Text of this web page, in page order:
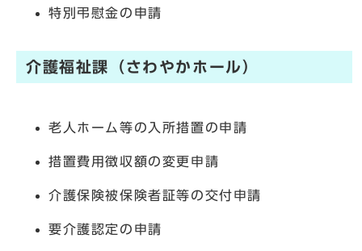
特別弔慰金の申請
介護福祉課（さわやかホール）
老人ホーム等の入所措置の申請
措置費用徴収額の変更申請
介護保険被保険者証等の交付申請
要介護認定の申請